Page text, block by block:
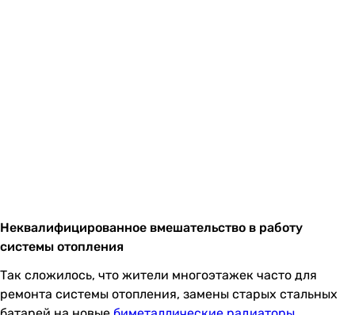
Неквалифицированное вмешательство в работу
системы отопления
Так сложилось, что жители многоэтажек часто для
ремонта системы отопления, замены старых стальных